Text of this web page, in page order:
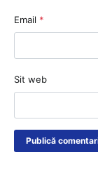
Email *
Sit web